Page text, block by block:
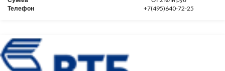
Телефон
+7(495)640-72-25